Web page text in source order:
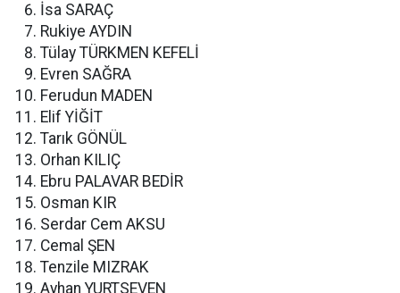
İsa SARAÇ
Rukiye AYDIN
Tülay TÜRKMEN KEFELİ
Evren SAĞRA
Ferudun MADEN
Elif YİĞİT
Tarık GÖNÜL
Orhan KILIÇ
Ebru PALAVAR BEDİR
Osman KIR
Serdar Cem AKSU
Cemal ŞEN
Tenzile MIZRAK
Ayhan YURTSEVEN